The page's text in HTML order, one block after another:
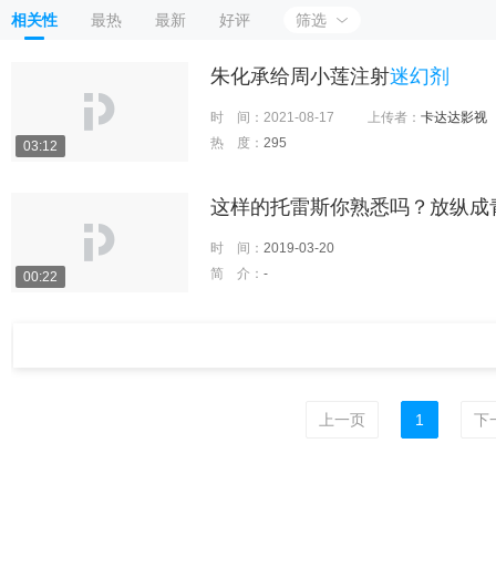
相关性 最热 最新 好评 筛选
03:12
朱化承给周小莲注射迷幻剂
时 间： 2021-08-17 上传者： 卡达达影视
热 度： 295
00:22
这样的托雷斯你熟悉吗？放纵成
时 间： 2019-03-20
简 介： -
上一页 1 下